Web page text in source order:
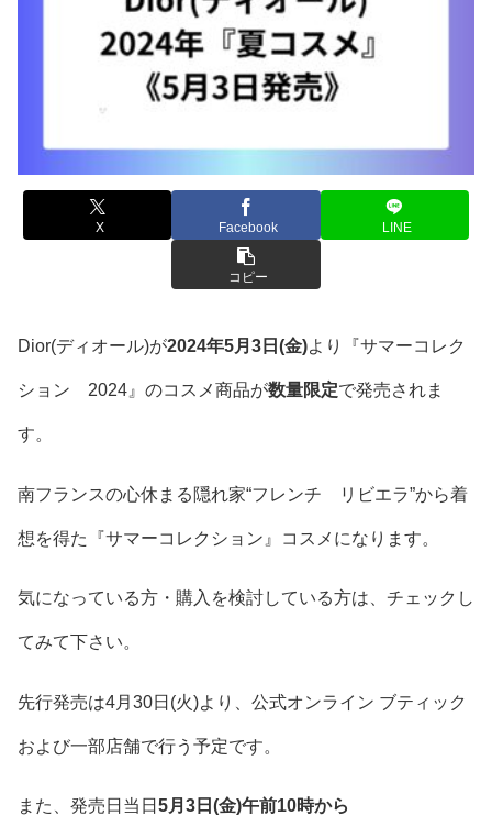
X Facebook LINE
コピー
Dior(ディオール)が2024年5月3日(金)より『サマーコレク
ション 2024』のコスメ商品が数量限定で発売されま
す。
南フランスの心休まる隠れ家“フレンチ リビエラ”から着
想を得た『サマーコレクション』コスメになります。
気になっている方・購入を検討している方は、チェックし
てみて下さい。
先行発売は4月30日(火)より、公式オンライン ブティック
および一部店舗で行う予定です。
また、発売日当日 5月3日(金)午前10時から